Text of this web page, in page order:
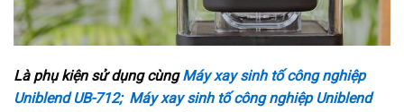
Là phụ kiện sử dụng cùngMáy xay sinh tố công nghiệp
Uniblend UB-712; Máy xay sinh tố công nghiệp Uniblend